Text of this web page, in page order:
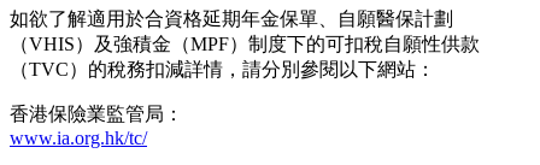
如欲了解適用於合資格延期年金保單、自願醫保計劃
（VHIS）及強積金（MPF）制度下的可扣稅自願性供款
（TVC）的稅務扣減詳情，請分別參閱以下網站：
香港保險業監管局：
www.ia.org.hk/tc/